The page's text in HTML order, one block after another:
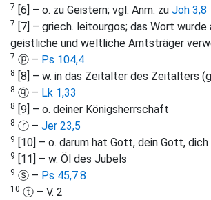
7 [6] – o. zu Geistern; vgl. Anm. zu Joh 3,8
7
[7] – griech. leitourgos; das Wort wurde
geistliche und weltliche Amtsträger
7 ⓟ – Ps 104,4
8 [8] – w. in das Zeitalter des Zeitalters
8 ⓠ – Lk 1,33
8 [9] – o. deiner Königsherrschaft
8 ⓡ – Jer 23,5
9 [10] – o. darum hat Gott, dein Gott,
9 [11] – w. Öl des Jubels
9 ⓢ – Ps 45,7.8
10 ⓣ – V. 2